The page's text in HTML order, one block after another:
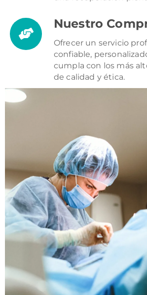
Nuestro
Ofrecer un servicio
confiable,
cumpla con los más
de calidad y ética.